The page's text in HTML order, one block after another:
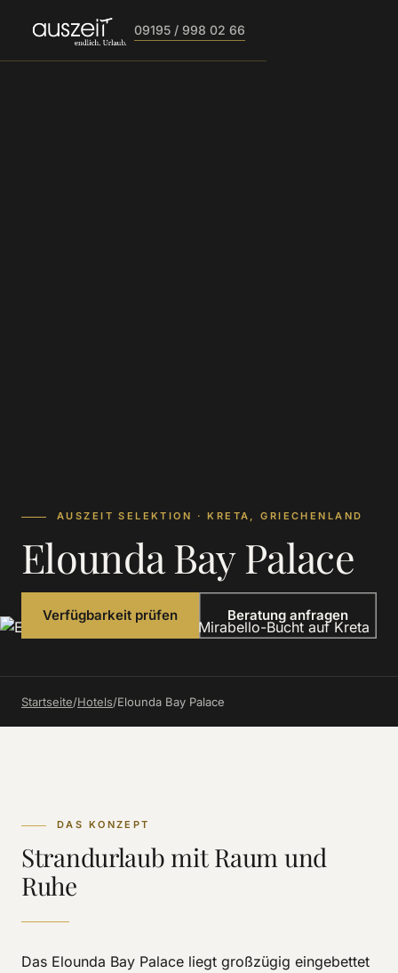
09195 / 998 02 66
AUSZEIT SELEKTION · KRETA, GRIECHENLAND
Elounda Bay Palace
Verfügbarkeit prüfen Beratung anfragen
Startseite/Hotels/Elounda Bay Palace
DAS KONZEPT
Strandurlaub mit Raum und
Ruhe
Das Elounda Bay Palace liegt großzügig eingebettet